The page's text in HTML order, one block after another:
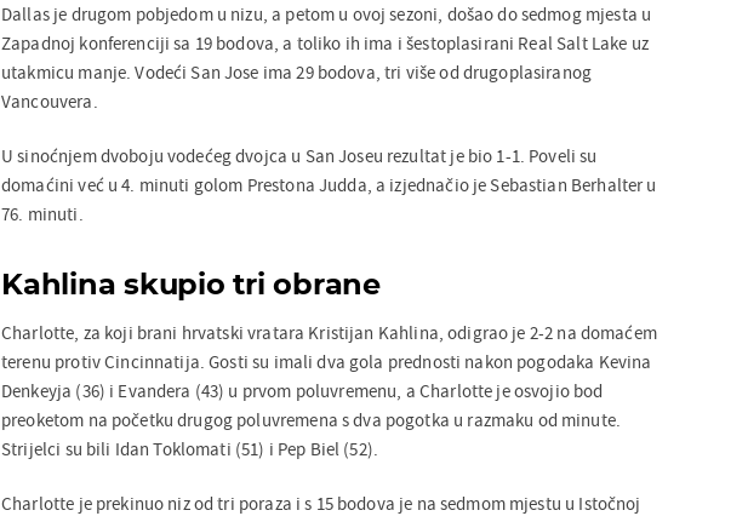
Dallas je drugom pobjedom u nizu, a petom u ovoj sezoni, došao do sedmog mjesta u
Zapadnoj konferenciji sa 19 bodova, a toliko ih ima i šestoplasirani Real Salt Lake uz
utakmicu manje. Vodeći San Jose ima 29 bodova, tri više od drugoplasiranog
Vancouvera.
U sinoćnjem dvoboju vodećeg dvojca u San Joseu rezultat je bio 1-1. Poveli su
domaćini već u 4. minuti golom Prestona Judda, a izjednačio je Sebastian Berhalter u
76. minuti.
Kahlina skupio tri obrane
Charlotte, za koji brani hrvatski vratara Kristijan Kahlina, odigrao je 2-2 na domaćem
terenu protiv Cincinnatija. Gosti su imali dva gola prednosti nakon pogodaka Kevina
Denkeyja (36) i Evandera (43) u prvom poluvremenu, a Charlotte je osvojio bod
preoketom na početku drugog poluvremena s dva pogotka u razmaku od minute.
Strijelci su bili Idan Toklomati (51) i Pep Biel (52).
Charlotte je prekinuo niz od tri poraza i s 15 bodova je na sedmom mjestu u Istočnoj